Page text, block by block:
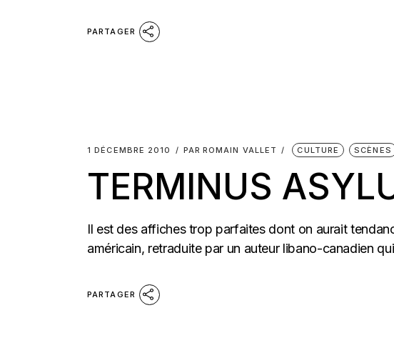
PARTAGER
1 DÉCEMBRE 2010 PAR ROMAIN VALLET CULTURE SCÈNES
TERMINUS
Il est des affiches trop parfaites dont on aurait
américain, retraduite par un auteur libano-canadien
PARTAGER